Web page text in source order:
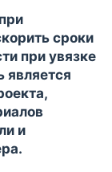
сроки
при увязке
является
и